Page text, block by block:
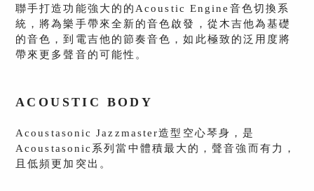
聯手打造功能強大的的Acoustic Engine音色切換系
統，將為樂手帶來全新的音色啟發，從木吉他為基礎
的音色，到電吉他的節奏音色，如此極致的泛用度將
帶來更多聲音的可能性。
ACOUSTIC BODY
Acoustasonic Jazzmaster造型空心琴身，是
Acoustasonic系列當中體積最大的，聲音強而有力，
且低頻更加突出。